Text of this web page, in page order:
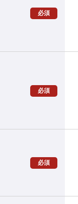
必須
必須
必須